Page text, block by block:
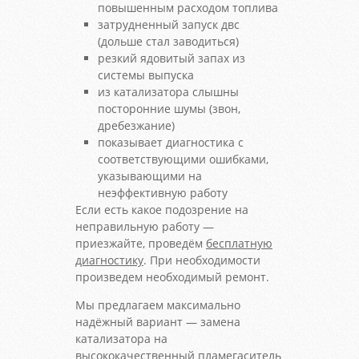
повышенным расходом топлива
затрудненный запуск двс
(дольше стал заводиться)
резкий ядовитый запах из
системы выпуска
из катализатора слышны
посторонние шумы (звон,
дребезжание)
показывает диагностика с
соответствующими ошибками,
указывающими на
неэффективную работу
Если есть какое подозрение на
неправильную работу —
приезжайте, проведём бесплатную
диагностику. При необходимости
произведем необходимый ремонт.
Мы предлагаем максимально
надёжный вариант — замена
катализатора на
высококачественный пламегаситель